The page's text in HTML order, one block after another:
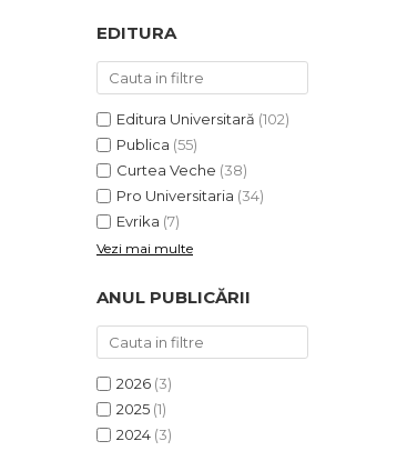
EDITURA
Editura Universitară (102)
Publica (55)
Curtea Veche (38)
Pro Universitaria (34)
Evrika (7)
Vezi mai multe
ANUL PUBLICĂRII
2026 (3)
2025 (1)
2024 (3)